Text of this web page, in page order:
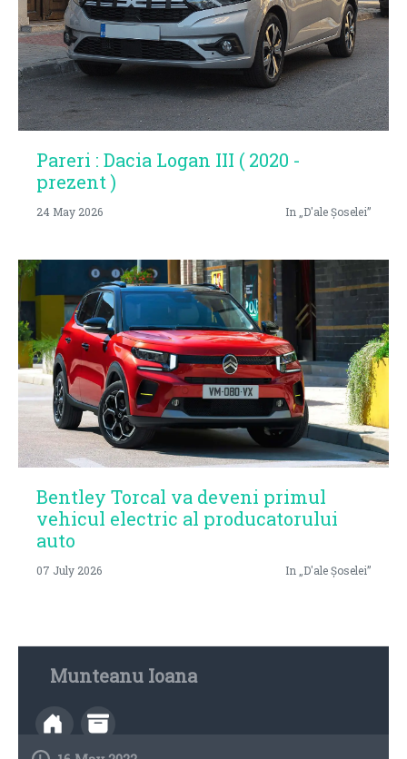
Pareri : Dacia Logan III ( 2020 -
prezent )
24 May 2026 In „D'ale Șoselei”
Bentley Torcal va deveni primul
vehicul electric al producatorului
auto
07 July 2026 In „D'ale Șoselei”
Munteanu Ioana